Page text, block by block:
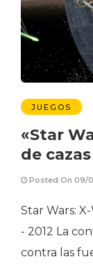
JUEGOS
«Star
de
Posted On 09/
Star Wars:
- 2012 La
contra las